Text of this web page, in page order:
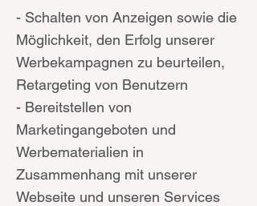
- Schalten von Anzeigen sowie die
Möglichkeit, den Erfolg unserer
Werbekampagnen zu beurteilen,
Retargeting von Benutzern
- Bereitstellen von
Marketingangeboten und
Werbematerialien in
Zusammenhang mit unserer
Webseite und unseren Services